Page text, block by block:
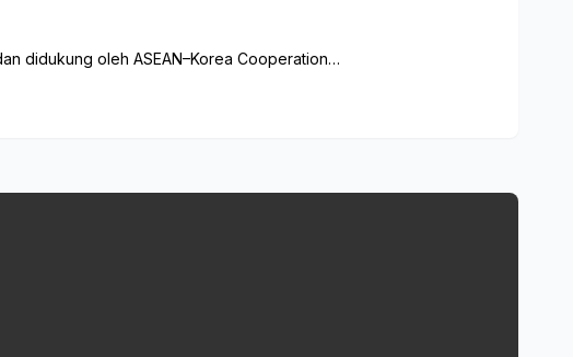
didukung oleh ASEAN–Korea Cooperation…